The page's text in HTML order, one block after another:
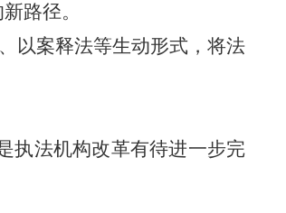
路径。
以案释法等生动形式，将法
执法机构改革有待进一步完